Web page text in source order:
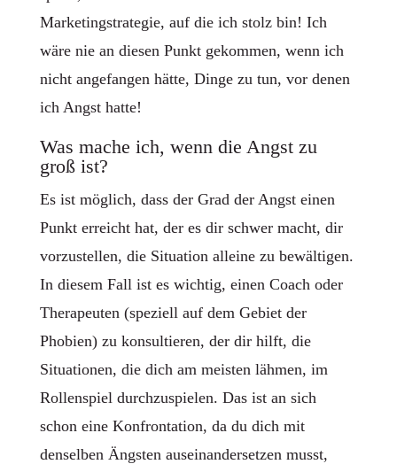
Marketingstrategie, auf die ich stolz bin! Ich
wäre nie an diesen Punkt gekommen, wenn ich
nicht angefangen hätte, Dinge zu tun, vor denen
ich Angst hatte!
Was mache ich, wenn die Angst zu
groß ist?
Es ist möglich, dass der Grad der Angst einen
Punkt erreicht hat, der es dir schwer macht, dir
vorzustellen, die Situation alleine zu bewältigen.
In diesem Fall ist es wichtig, einen Coach oder
Therapeuten (speziell auf dem Gebiet der
Phobien) zu konsultieren, der dir hilft, die
Situationen, die dich am meisten lähmen, im
Rollenspiel durchzuspielen. Das ist an sich
schon eine Konfrontation, da du dich mit
denselben Ängsten auseinandersetzen musst,